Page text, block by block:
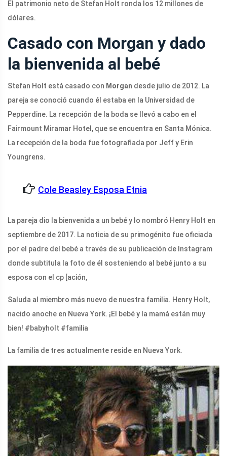
El patrimonio neto de Stefan Holt ronda los 12 millones de
dólares.
Casado con Morgan y dado
la bienvenida al bebé
Stefan Holt está casado con Morgan desde julio de 2012. La
pareja se conoció cuando él estaba en la Universidad de
Pepperdine. La recepción de la boda se llevó a cabo en el
Fairmount Miramar Hotel, que se encuentra en Santa Mónica.
La recepción de la boda fue fotografiada por Jeff y Erin
Youngrens.
Cole Beasley Esposa Etnia
La pareja dio la bienvenida a un bebé y lo nombró Henry Holt en
septiembre de 2017. La noticia de su primogénito fue oficiada
por el padre del bebé a través de su publicación de Instagram
donde subtitula la foto de él sosteniendo al bebé junto a su
esposa con el cp [ación,
Saluda al miembro más nuevo de nuestra familia. Henry Holt,
nacido anoche en Nueva York. ¡El bebé y la mamá están muy
bien! #babyholt #familia
La familia de tres actualmente reside en Nueva York.